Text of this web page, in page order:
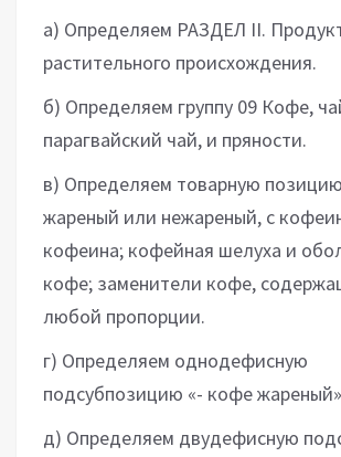
а) Определяем РАЗДЕЛ II.
растительного происхождения.
б) Определяем группу 09 Кофе,
парагвайский чай, и пряности.
в) Определяем товарную
жареный или нежареный, с
кофеина; кофейная шелуха и
кофе; заменители кофе,
любой пропорции.
г) Определяем однодефисную
подсубпозицию «- кофе
д) Определяем двудефисную